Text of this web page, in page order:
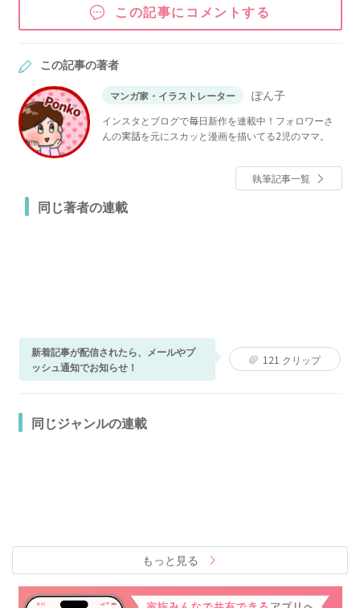
この記事にコメントする
この記事の著者
マンガ家・イラストレーター ぽん子
インスタとブログで毎日新作を連載中！フォロワーさ
んの実話を元にスカッと漫画を描いてる2児のママ。
執筆記事一覧
同じ著者の連載
新着記事が配信されたら、メールやプ
ッシュ通知でお知らせ！
121 クリップ
同じジャンルの連載
もっと見る